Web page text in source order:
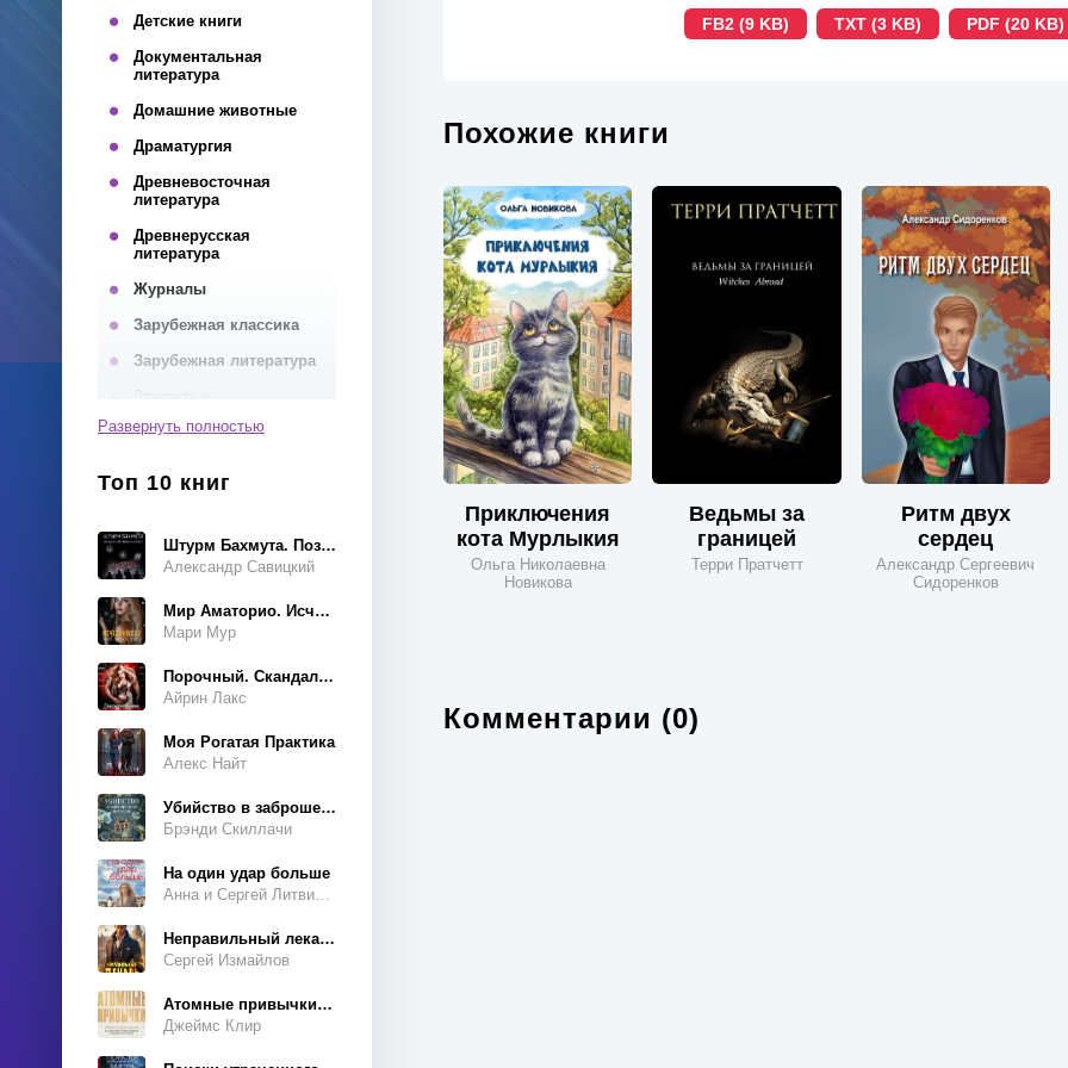
Детские книги
Документальная
литература
Домашние животные
Драматургия
Древневосточная
литература
Древнерусская
литература
Журналы
Зарубежная классика
Зарубежная литература
Здоровье
Инвестиции
История
Карьера
Киберпанк
Кино и театр
Книги о войне
Контркультура
Криминология
Критика
Кулинария
Культурология
Литература 18 века
Литература 19 века
Литература 20 века
Любовные романы
Развернуть полностью
Топ 10 книг
Штурм Бахмута. Позывной «Констебль»
Александр Савицкий
Мир Аматорио. Исчезнувшая
Мари Мур
Порочный. Скандальный роман
Айрин Лакс
Моя Рогатая Практика
Алекс Найт
Убийство в заброшенном поместье
Брэнди Скиллачи
На один удар больше
Неправильный лекарь
Сергей Измайлов
Атомные привычки. Как приобрести хорошие привычки и избавиться от плохих
Джеймс Клир
FB2 (9 KB) TXT (3 KB) PDF (20 KB)
Похожие книги
Приключения
кота Мурлыкия
Ольга Николаевна
Новикова
Ведьмы за
границей
Терри Пратчетт
Ритм двух
сердец
Александр Сергеевич
Сидоренков
Комментарии (0)